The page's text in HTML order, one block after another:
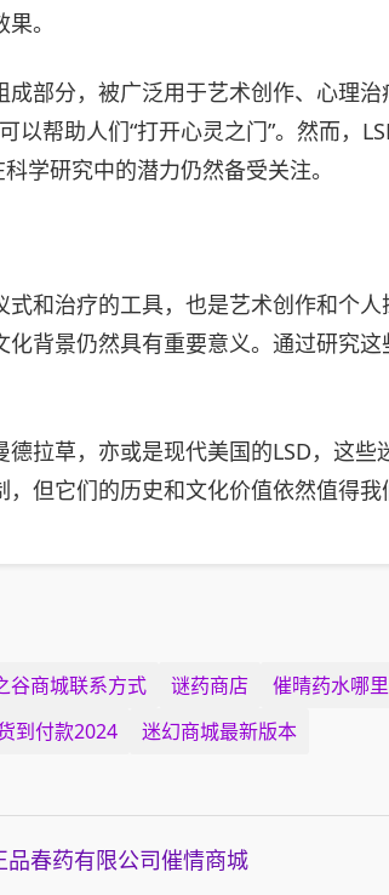
。
部分，被广泛用于艺术创作、心理
以帮助人们“打开心灵之门”。然而，
学研究中的潜力仍然备受关注。
和治疗的工具，也是艺术创作和个
背景仍然具有重要意义。通过研究
拉草，亦或是现代美国的LSD，这
但它们的历史和文化价值依然值得我
谷商城联系方式 谜药商店 催晴药水哪
到付款2024 迷幻商城最新版本
品春药有限公司催情商城